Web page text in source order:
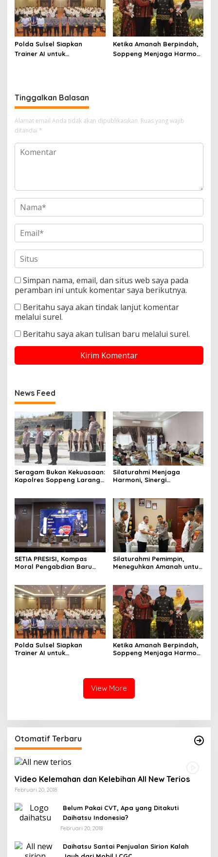
Polda Sulsel Siapkan
Trainer AI untuk
Ketika Amanah Berpindah,
Soppeng Menjaga Harmoni
Tinggalkan Balasan
Alamat email Anda tidak akan dipublikasikan. Ruas yang wajib
ditandai *
Simpan nama, email, dan situs web saya pada
peramban ini untuk komentar saya berikutnya.
Beritahu saya akan tindak lanjut komentar
melalui surel.
Beritahu saya akan tulisan baru melalui surel.
News Feed
Seragam Bukan Kekuasaan:
Kapolres Soppeng Larang
Silaturahmi Menjaga
Harmoni, Sinergi
SETIA PRESISI, Kompas
Moral Pengabdian Baru
Silaturahmi Pemimpin,
Meneguhkan Amanah untuk
Polda Sulsel Siapkan
Trainer AI untuk
Ketika Amanah Berpindah,
Soppeng Menjaga Harmoni
View More
Otomatif Terbaru
Video Kelemahan dan Kelebihan All New Terios
Februari 20, 2018
Belum Pakai CVT, Apa yang Ditakuti
Daihatsu Indonesia?
Februari 20, 2018
Daihatsu Santai Penjualan Sirion Kalah